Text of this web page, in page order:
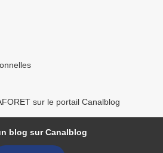
sur le portail Canalblog
blog sur Canalblog